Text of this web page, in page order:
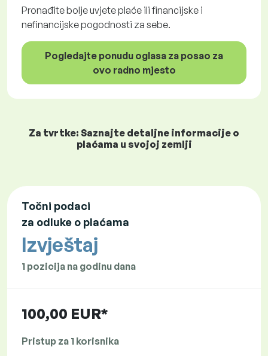
Pronađite bolje uvjete plaće ili financijske i
nefinancijske pogodnosti za sebe.
Pogledajte ponudu oglasa za posao za
ovo radno mjesto
Za tvrtke: Saznajte detaljne informacije o
plaćama u svojoj zemlji
Točni podaci
za odluke o plaćama
Izvještaj
1 pozicija na godinu dana
100,00 EUR*
Pristup za 1 korisnika